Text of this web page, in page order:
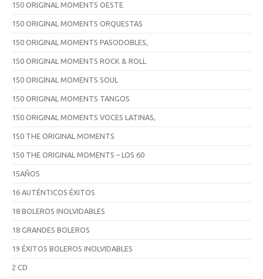
150 ORIGINAL MOMENTS OESTE
150 ORIGINAL MOMENTS ORQUESTAS
150 ORIGINAL MOMENTS PASODOBLES,
150 ORIGINAL MOMENTS ROCK & ROLL
150 ORIGINAL MOMENTS SOUL
150 ORIGINAL MOMENTS TANGOS
150 ORIGINAL MOMENTS VOCES LATINAS,
150 THE ORIGINAL MOMENTS
150 THE ORIGINAL MOMENTS – LOS 60
15AÑOS
16 AUTÉNTICOS ÉXITOS
18 BOLEROS INOLVIDABLES
18 GRANDES BOLEROS
19 ÉXITOS BOLEROS INOLVIDABLES
2 CD